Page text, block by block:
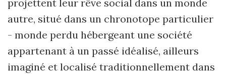
projettent leur rêve social dans un monde
autre, situé dans un chronotope particulier
- monde perdu hébergeant une société
appartenant à un passé idéalisé, ailleurs
imaginé et localisé traditionnellement dans